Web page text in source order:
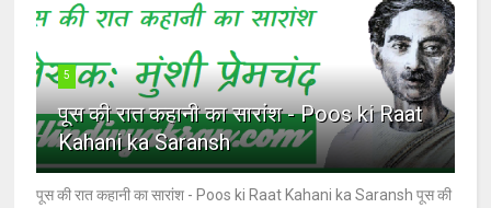
5
पूस की रात कहानी का सारांश - Poos ki Raat
Kahani ka Saransh
पूस की रात कहानी का सारांश - Poos ki Raat Kahani ka Saransh पूस की